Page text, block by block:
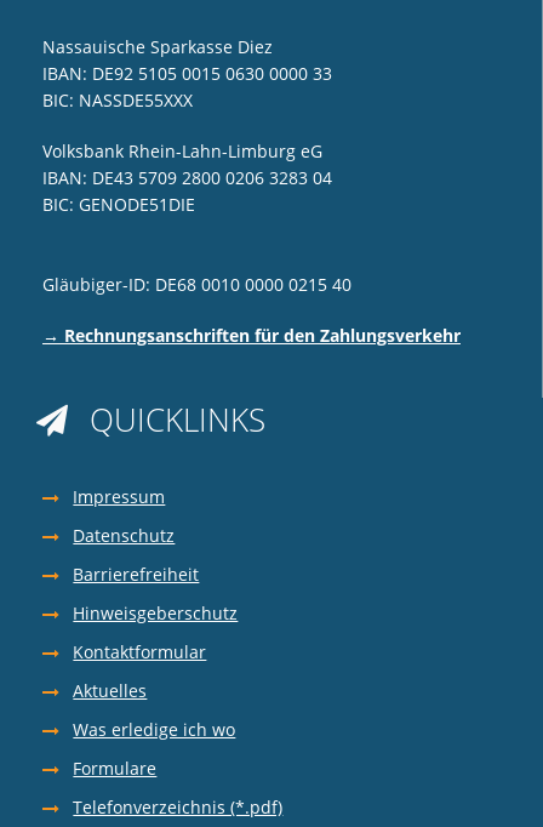
Nassauische Sparkasse Diez
IBAN: DE92 5105 0015 0630 0000 33
BIC: NASSDE55XXX
Volksbank Rhein-Lahn-Limburg eG
IBAN: DE43 5709 2800 0206 3283 04
BIC: GENODE51DIE
Gläubiger-ID: DE68 0010 0000 0215 40
→ Rechnungsanschriften für den Zahlungsverkehr
 QUICKLINKS
Impressum
Datenschutz
Barrierefreiheit
Hinweisgeberschutz
Kontaktformular
Aktuelles
Was erledige ich wo
Formulare
Telefonverzeichnis (*.pdf)